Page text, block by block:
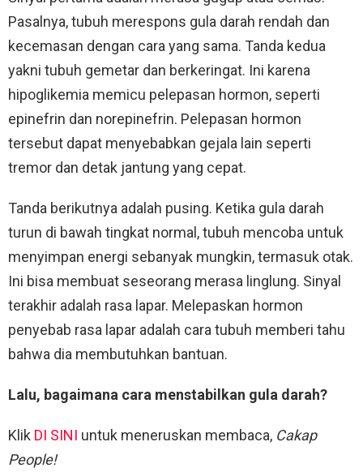
Pasalnya, tubuh merespons gula darah rendah dan
kecemasan dengan cara yang sama. Tanda kedua
yakni tubuh gemetar dan berkeringat. Ini karena
hipoglikemia memicu pelepasan hormon, seperti
epinefrin dan norepinefrin. Pelepasan hormon
tersebut dapat menyebabkan gejala lain seperti
tremor dan detak jantung yang cepat.
Tanda berikutnya adalah pusing. Ketika gula darah
turun di bawah tingkat normal, tubuh mencoba untuk
menyimpan energi sebanyak mungkin, termasuk otak.
Ini bisa membuat seseorang merasa linglung. Sinyal
terakhir adalah rasa lapar. Melepaskan hormon
penyebab rasa lapar adalah cara tubuh memberi tahu
bahwa dia membutuhkan bantuan.
Lalu, bagaimana cara menstabilkan gula darah?
Klik DI SINI untuk meneruskan membaca, Cakap
People!